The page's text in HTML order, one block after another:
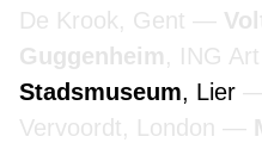
De Krook, Gent
Guggenheim, ING
Stadsmuseum, Lier
Vervoordt, London